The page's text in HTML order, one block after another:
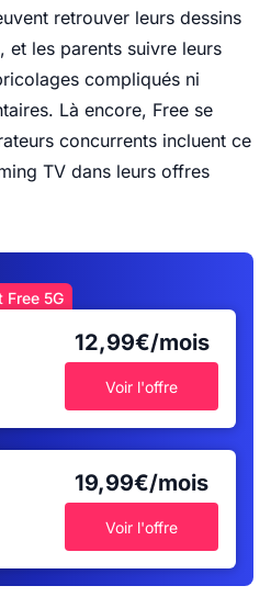
retrouver leurs dessins
et les parents suivre leurs
compliqués ni
Là encore, Free se
concurrents incluent ce
TV dans leurs offres
Free 5G
12,99€/mois
Voir l'offre
19,99€/mois
Voir l'offre